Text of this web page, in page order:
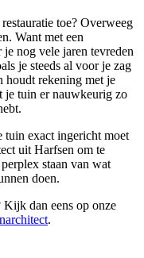
toe? Overweeg
Want met een
nog vele jaren tevreden
je steeds al voor je zag
houdt rekening met je
je tuin er nauwkeurig zo
tuin exact ingericht moet
uit Harfsen om te
staan van wat
doen.
Kijk dan eens op onze
.